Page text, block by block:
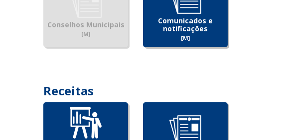
Conselhos Municipais
[M]
Comunicados e
notificações
[M]
Receitas